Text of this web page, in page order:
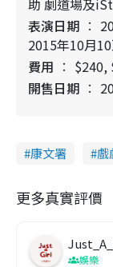
助 劇道場及
表演日期
2015年10月
費用
$240,
開售日期
康文署 戲
更多真實評價
娛樂